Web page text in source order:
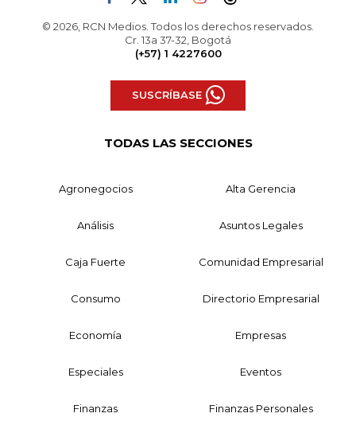
© 2026, RCN Medios. Todos los derechos reservados.
Cr. 13a 37-32, Bogotá
(+57) 1 4227600
SUSCRÍBASE
TODAS LAS SECCIONES
Agronegocios Alta Gerencia
Análisis Asuntos Legales
Caja Fuerte Comunidad Empresarial
Consumo Directorio Empresarial
Economía Empresas
Especiales Eventos
Finanzas Finanzas Personales